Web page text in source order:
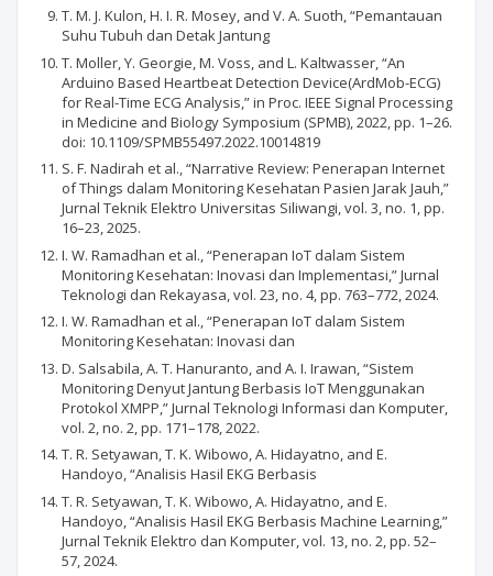
T. M. J. Kulon, H. I. R. Mosey, and V. A. Suoth, “Pemantauan
Suhu Tubuh dan Detak Jantung
T. Moller, Y. Georgie, M. Voss, and L. Kaltwasser, “An
Arduino Based Heartbeat Detection Device(ArdMob-ECG)
for Real-Time ECG Analysis,” in Proc. IEEE Signal Processing
in Medicine and Biology Symposium (SPMB), 2022, pp. 1–26.
doi: 10.1109/SPMB55497.2022.10014819
S. F. Nadirah et al., “Narrative Review: Penerapan Internet
of Things dalam Monitoring Kesehatan Pasien Jarak Jauh,”
Jurnal Teknik Elektro Universitas Siliwangi, vol. 3, no. 1, pp.
16–23, 2025.
I. W. Ramadhan et al., “Penerapan IoT dalam Sistem
Monitoring Kesehatan: Inovasi dan Implementasi,” Jurnal
Teknologi dan Rekayasa, vol. 23, no. 4, pp. 763–772, 2024.
I. W. Ramadhan et al., “Penerapan IoT dalam Sistem
Monitoring Kesehatan: Inovasi dan
D. Salsabila, A. T. Hanuranto, and A. I. Irawan, “Sistem
Monitoring Denyut Jantung Berbasis IoT Menggunakan
Protokol XMPP,” Jurnal Teknologi Informasi dan Komputer,
vol. 2, no. 2, pp. 171–178, 2022.
T. R. Setyawan, T. K. Wibowo, A. Hidayatno, and E.
Handoyo, “Analisis Hasil EKG Berbasis
T. R. Setyawan, T. K. Wibowo, A. Hidayatno, and E.
Handoyo, “Analisis Hasil EKG Berbasis Machine Learning,”
Jurnal Teknik Elektro dan Komputer, vol. 13, no. 2, pp. 52–
57, 2024.